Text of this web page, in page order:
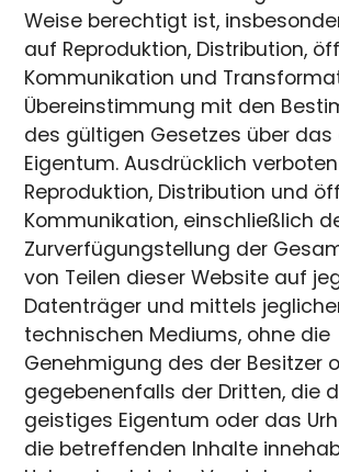
Weise berechtigt ist,
auf Reproduktion, Distribution,
Kommunikation und
Übereinstimmung mit den
des gültigen Gesetzes über
Eigentum. Ausdrücklich
Reproduktion, Distribution und
Kommunikation, einschließlich
Zurverfügungstellung der
von Teilen dieser Website auf
Datenträger und mittels
technischen Mediums, ohne die
Genehmigung des der Besitzer
gegebenenfalls der Dritten, die
geistiges Eigentum oder das
die betreffenden Inhalte